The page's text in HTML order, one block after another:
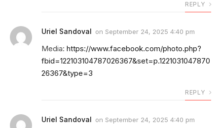
REPLY
Uriel Sandoval on September 24, 2025 4:40 pm
Media: https://www.facebook.com/photo.php?
fbid=122103104787026367&set=p.1221031047870
26367&type=3
REPLY
Uriel Sandoval on September 24, 2025 4:40 pm